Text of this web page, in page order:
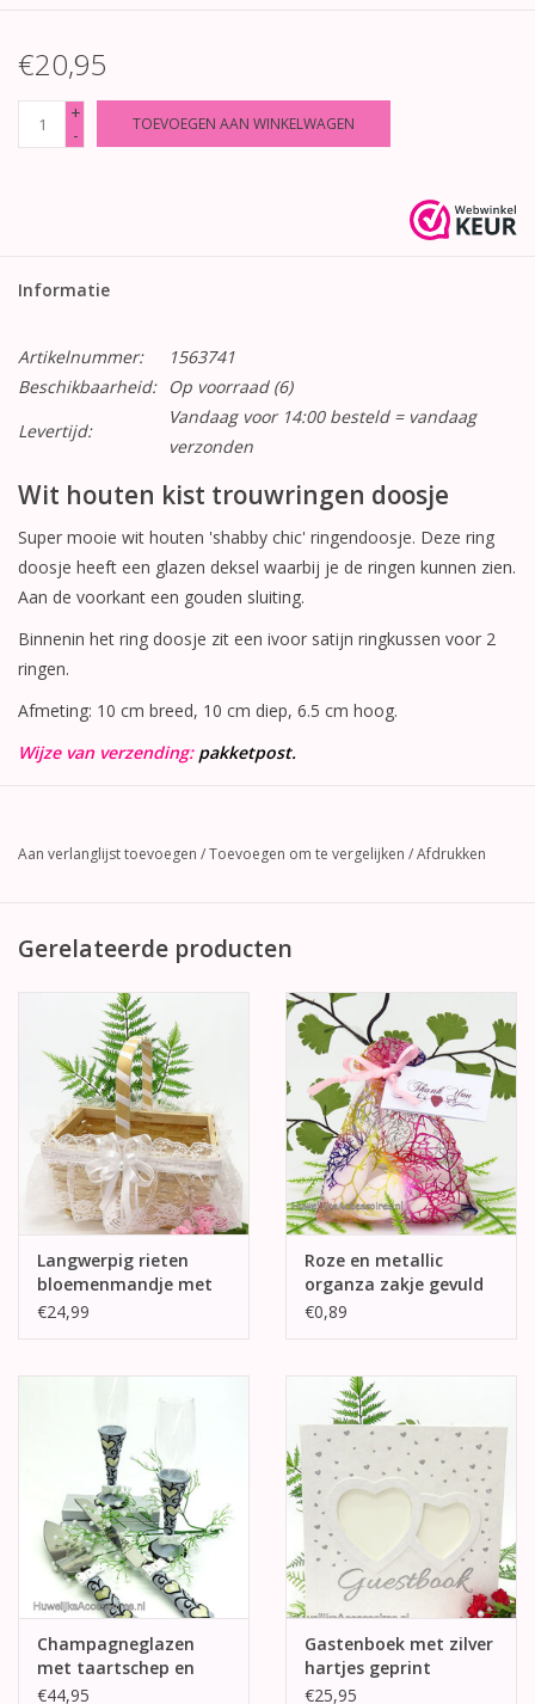
€20,95
+
-
TOEVOEGEN AAN WINKELWAGEN
Informatie
Artikelnummer:
1563741
Beschikbaarheid:
Op voorraad(6)
Levertijd:
Vandaag voor 14:00 besteld = vandaag
verzonden
Wit houten kist trouwringen doosje
Super mooie wit houten 'shabby chic' ringendoosje. Deze ring
doosje heeft een glazen deksel waarbij je de ringen kunnen zien.
Aan de voorkant een gouden sluiting.
Binnenin het ring doosje zit een ivoor satijn ringkussen voor 2
ringen.
Afmeting: 10 cm breed, 10 cm diep, 6.5 cm hoog.
Wijze van verzending: pakketpost.
Aan verlanglijst toevoegen /Toevoegen om te vergelijken /Afdrukken
Gerelateerde producten
Langwerpig rieten
bloemenmandje met
witte kant
€24,99
Roze en metallic
organza zakje gevuld
met bruidsuikers
€0,89
Champagneglazen
met taartschep en
mes - crème hartjes
€44,95
Gastenboek met zilver
hartjes geprint
€25,95